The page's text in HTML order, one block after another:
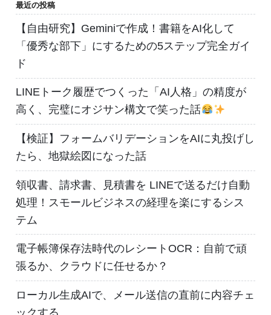
最近の投稿
【自由研究】Geminiで作成！書籍をAI化して
「優秀な部下」にするための5ステップ完全ガイ
ド
LINEトーク履歴でつくった「AI人格」の精度が
高く、完璧にオジサン構文で笑った話
【検証】フォームバリデーションをAIに丸投げし
たら、地獄絵図になった話
領収書、請求書、見積書を LINEで送るだけ自動
処理！スモールビジネスの経理を楽にするシス
テム
電子帳簿保存法時代のレシートOCR：自前で頑
張るか、クラウドに任せるか？
ローカル生成AIで、メール送信の直前に内容チェ
ックする